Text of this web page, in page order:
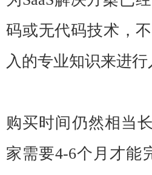
码或无代码技术，
入的专业知识来进行
购买时间仍然相当
家需要4-6个月才能